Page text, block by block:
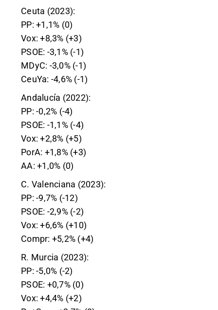
Ceuta (2023):
PP: +1,1% (0)
Vox: +8,3% (+3)
PSOE: -3,1% (-1)
MDyC: -3,0% (-1)
CeuYa: -4,6% (-1)
Andalucía (2022):
PP: -0,2% (-4)
PSOE: -1,1% (-4)
Vox: +2,8% (+5)
PorA: +1,8% (+3)
AA: +1,0% (0)
C. Valenciana (2023):
PP: -9,7% (-12)
PSOE: -2,9% (-2)
Vox: +6,6% (+10)
Compr: +5,2% (+4)
R. Murcia (2023):
PP: -5,0% (-2)
PSOE: +0,7% (0)
Vox: +4,4% (+2)